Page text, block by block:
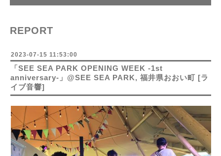
REPORT
2023-07-15 11:53:00
「SEE SEA PARK OPENING WEEK -1st
anniversary-」@SEE SEA PARK, 福井県おおい町 [ラ
イブ音響]